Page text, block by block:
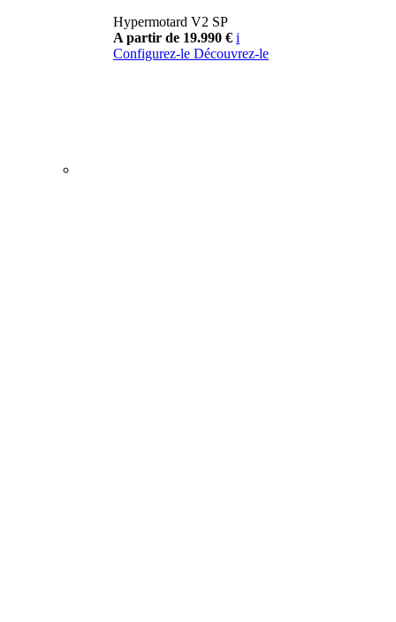
Hypermotard V2 SP
A partir de 19.990 € i
Configurez-le Découvrez-le